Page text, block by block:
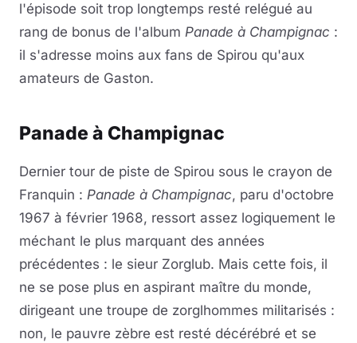
l'épisode soit trop longtemps resté relégué au
rang de bonus de l'album Panade à Champignac :
il s'adresse moins aux fans de Spirou qu'aux
amateurs de Gaston.
Panade à Champignac
Dernier tour de piste de Spirou sous le crayon de
Franquin : Panade à Champignac, paru d'octobre
1967 à février 1968, ressort assez logiquement le
méchant le plus marquant des années
précédentes : le sieur Zorglub. Mais cette fois, il
ne se pose plus en aspirant maître du monde,
dirigeant une troupe de zorglhommes militarisés :
non, le pauvre zèbre est resté décérébré et se